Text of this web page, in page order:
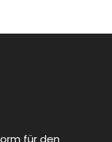
für den